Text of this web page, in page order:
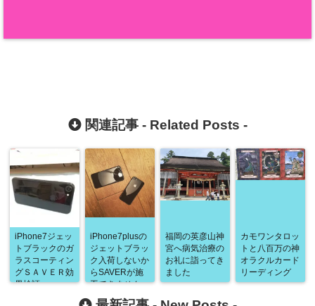
関連記事 - Related Posts -
iPhone7ジェッ
トブラックのガ
ラスコーティン
グＳＡＶＥＲ効
果検証
iPhone7plusの
ジェットブラッ
ク入荷しないか
らSAVERが施
工できません
福岡の英彦山神
宮へ病気治療の
お礼に詣ってき
ました
カモワンタロッ
トと八百万の神
オラクルカード
リーディング